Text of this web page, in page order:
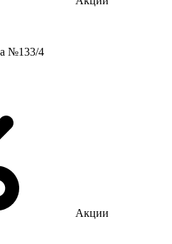
№133/4
Акции